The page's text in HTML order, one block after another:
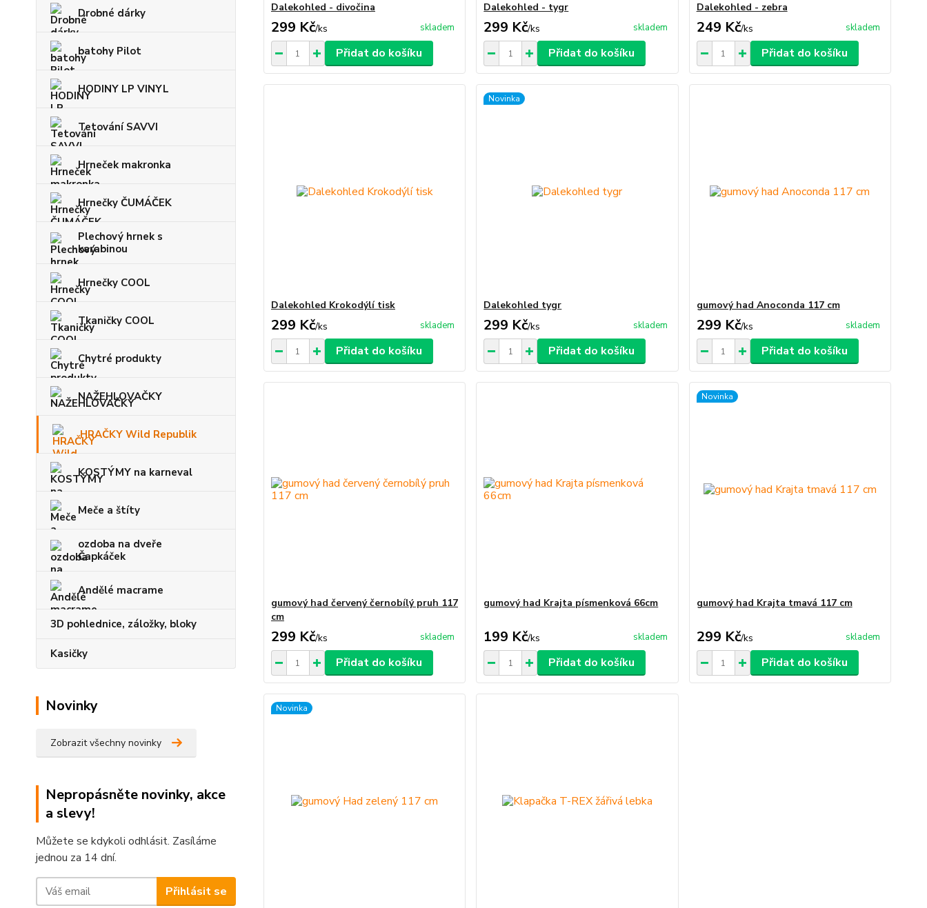
Drobné dárky
batohy Pilot
HODINY LP VINYL
Tetování SAVVI
Hrneček makronka
Hrnečky ČUMÁČEK
Plechový hrnek s
karabinou
Hrnečky COOL
Tkaničky COOL
Chytré produkty
NAŽEHLOVAČKY
HRAČKY Wild Republik
KOSTÝMY na karneval
Meče a štíty
ozdoba na dveře
Čapkáček
Andělé macrame
3D pohlednice, záložky, bloky
Kasičky
Novinky
Zobrazit všechny novinky
Nepropásněte novinky, akce
a slevy!
Můžete se kdykoli odhlásit. Zasíláme
jednou za 14 dní.
Přihlásit se
Dalekohled - divočina
299 Kč/ks skladem
Přidat do košíku
Dalekohled - tygr
299 Kč/ks skladem
Přidat do košíku
Dalekohled - zebra
249 Kč/ks skladem
Přidat do košíku
Dalekohled Krokodýlí tisk
299 Kč/ks skladem
Přidat do košíku
Novinka
Dalekohled tygr
299 Kč/ks skladem
Přidat do košíku
gumový had Anoconda 117 cm
299 Kč/ks skladem
Přidat do košíku
gumový had červený černobílý pruh 117
cm
299 Kč/ks skladem
Přidat do košíku
gumový had Krajta písmenková 66cm
199 Kč/ks skladem
Přidat do košíku
Novinka
gumový had Krajta tmavá 117 cm
299 Kč/ks skladem
Přidat do košíku
Novinka